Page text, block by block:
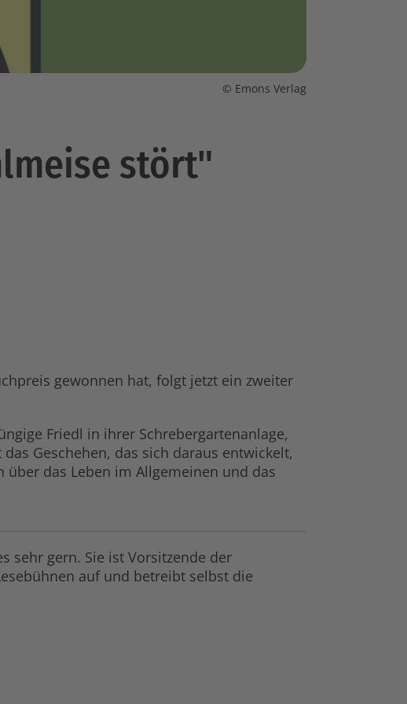
© Emons Verlag
stört"
gewonnen hat, folgt jetzt ein zweiter
Friedl in ihrer Schrebergartenanlage,
Geschehen, das sich daraus entwickelt,
das Leben im Allgemeinen und das
sehr gern. Sie ist Vorsitzende der
auf und betreibt selbst die